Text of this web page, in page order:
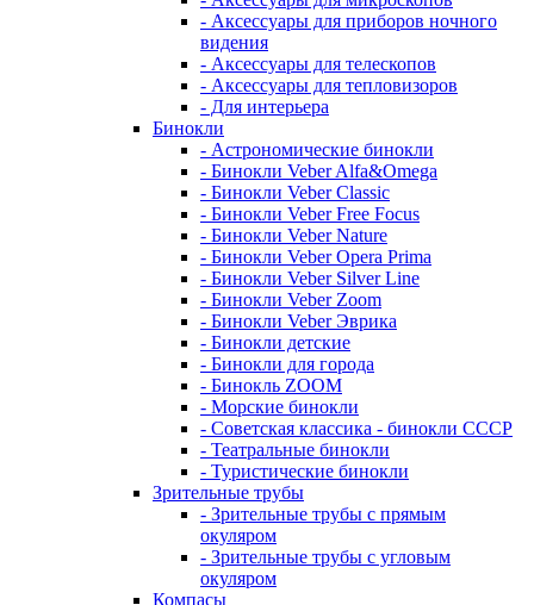
- Аксессуары для приборов ночного
видения
- Аксессуары для телескопов
- Аксессуары для тепловизоров
- Для интерьера
Бинокли
- Астрономические бинокли
- Бинокли Veber Alfa&Omega
- Бинокли Veber Classic
- Бинокли Veber Free Focus
- Бинокли Veber Nature
- Бинокли Veber Opera Prima
- Бинокли Veber Silver Line
- Бинокли Veber Zoom
- Бинокли Veber Эврика
- Бинокли детские
- Бинокли для города
- Бинокль ZOOM
- Морские бинокли
- Советская классика - бинокли СССР
- Театральные бинокли
- Туристические бинокли
Зрительные трубы
- Зрительные трубы с прямым
окуляром
- Зрительные трубы с угловым
окуляром
Компасы